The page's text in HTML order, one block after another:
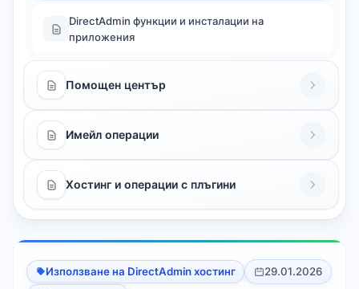
DirectAdmin функции и инсталации на
приложения
Помощен център
Имейл операции
Хостинг и операции с плъгини
Използване на DirectAdmin хостинг
29.01.2026